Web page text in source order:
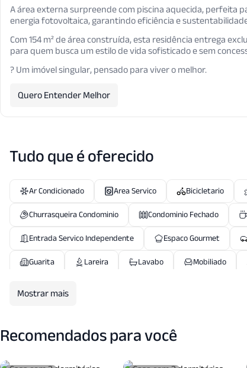
A área externa surpreende com piscina aquecida, perfeita
energia fotovoltaica, garantindo eficiência e
Com 154 m² de área construída, esta residência entrega
para quem busca um estilo de vida sofisticado e sem
? Um imóvel singular, pensado para viver o melhor.
Quero Entender Melhor
Tudo que é oferecido
Ar Condicionado Area Servico Bicicletario
Churrasqueira Condominio
Condominio Fechado
Entrada Servico Independente
Espaco Gourmet
Guarita
Lareira Lavabo Mobiliado
Salao Festas
Salao Jogos Seguranca Patrimonial
Mostrar mais
Recomendados para você